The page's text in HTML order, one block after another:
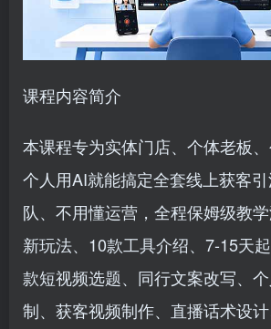
课程内容简介
本课程专为实体门店、个体老板
个人用AI就能搞定全套线上获客
队、不用懂运营，全程保姆级教
新玩法、10款工具介绍、7-15天
款短视频选题、同行文案改写、
制、获客视频制作、直播话术设